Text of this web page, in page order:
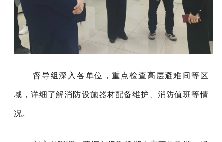
督导组深入各单位，重点检查高层避难间等区
域，详细了解消防设施器材配备维护、消防值班等情
况。